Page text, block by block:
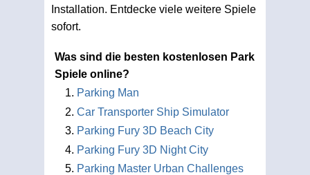
Installation. Entdecke viele weitere Spiele
sofort.
Was sind die besten kostenlosen Park
Spiele online?
Parking Man
Car Transporter Ship Simulator
Parking Fury 3D Beach City
Parking Fury 3D Night City
Parking Master Urban Challenges